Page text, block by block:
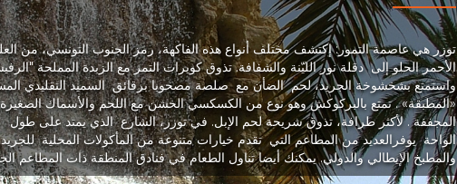
توزر هي عاصمة التمور: إكتشف مختلف أنواع هذه الفاكهة، رمز الجنوب التونسي، من
الأحمر الحلو إلى دقلة نور الليّنة والشفافة. تذوق كويرات التمر مع الزبدة المملحة
واستمتع بشخشوخة الجريد، لحم الضأن مع صلصة مصحوبا برقائق السميد التقليدي
«المطبقة» . تمتع بالبركوكش وهو نوع من الكسكسي الخشن مع اللحم والأسماك الصغيرة
المجففة . لأكثر طرافة، تذوق شريحة لحم الإبل. في توزر، الشارع الذي يمتد على طول
الواحة يوفرالعديد من المطاعم التي تقدم خيارات متنوعة من المأكولات المحلية
والمطبخ الإيطالي والدولي. يمكنك أيضا تناول الطعام في فنادق المنطقة ذات المطاعم